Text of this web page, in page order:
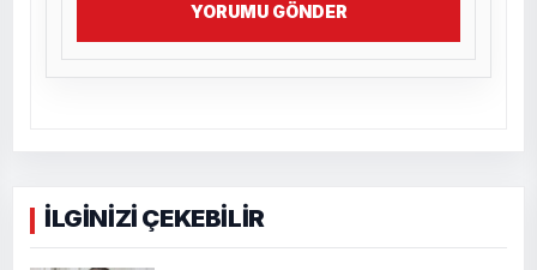
YORUMU GÖNDER
İLGİNİZİ ÇEKEBİLİR